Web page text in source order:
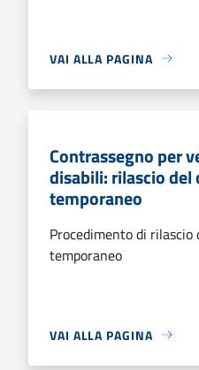
VAI ALLA PAGINA
Contrassegno per
disabili: rilascio del
temporaneo
Procedimento di rilascio
temporaneo
VAI ALLA PAGINA